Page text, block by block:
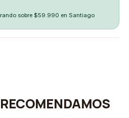
sobre $59.990 en Santiago